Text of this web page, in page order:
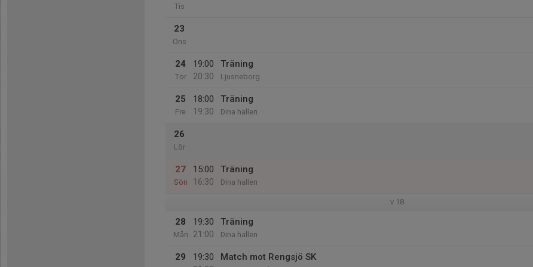
Tis
23
Ons
24
Tor
19:00
20:30
Träning
Ljusneborg
25
Fre
18:00
19:30
Träning
Dina hallen
26
Lör
27
Sön
15:00
16:30
Träning
Dina hallen
v.18
28
Mån
19:30
21:00
Träning
Dina hallen
29
19:30
Match mot Rengsjö SK